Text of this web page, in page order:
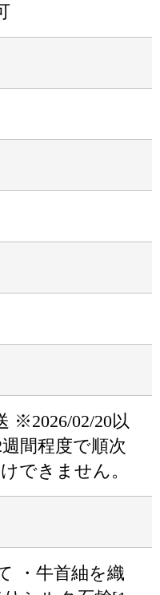
※2026/02/20以
間程度で順次
できません。
・牛首紬を織